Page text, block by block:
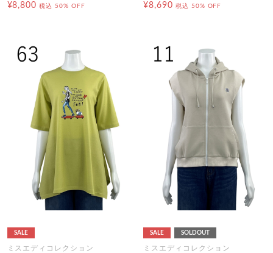
¥8,800 税込 50% OFF
¥8,690 税込 50% OFF
SALE
ミスエディコレクション
SALE SOLDOUT
ミスエディコレクション